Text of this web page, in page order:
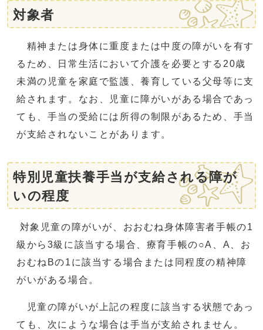
対象者
精神または身体に重度または中度の障がいを有す
るため、日常生活において介護を必要とする20歳
未満の児童を家庭で監護、養育している父母等に支
給されます。なお、児童に障がいがある場合であっ
ても、手当の受給には所得の制限があるため、手当
が支給されないことがあります。
特別児童扶養手当が支給される障が
いの程度
対象児童の障がいが、おおむね身体障害者手帳の1
級から3級に該当する場合、療育手帳の○A、A、お
おむねBの1に該当する場合または同程度の精神障
がいがある場合。
児童の障がいが上記の程度に該当する状態であっ
ても、次にような場合は手当が支給されません。